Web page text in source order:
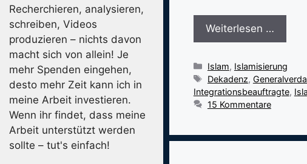
Weiterlesen …
Kategorien
Islam, Islamisierung
Schlagwörter
Dekadenz,
Integrationsbeauftragte,
15 Kommentare
Recherchieren, analysieren,
schreiben, Videos
produzieren – nichts davon
macht sich von allein! Je
mehr Spenden eingehen,
desto mehr Zeit kann ich in
meine Arbeit investieren.
Wenn ihr findet, dass meine
Arbeit unterstützt werden
sollte – tut's einfach!